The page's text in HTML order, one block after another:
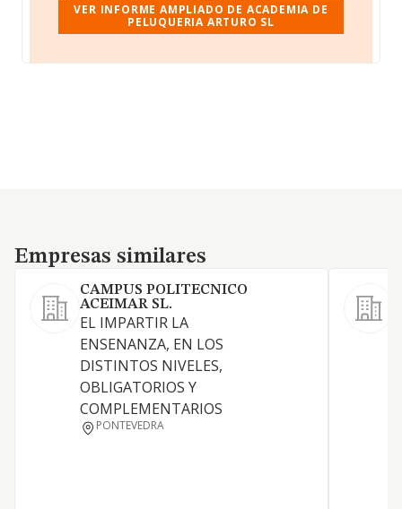
VER INFORME AMPLIADO DE ACADEMIA DE
PELUQUERIA ARTURO SL
Empresas similares
Empresas similares
CAMPUS POLITECNICO
ACEIMAR SL.
EL IMPARTIR LA
ENSENANZA, EN LOS
DISTINTOS NIVELES,
OBLIGATORIOS Y
COMPLEMENTARIOS
PONTEVEDRA